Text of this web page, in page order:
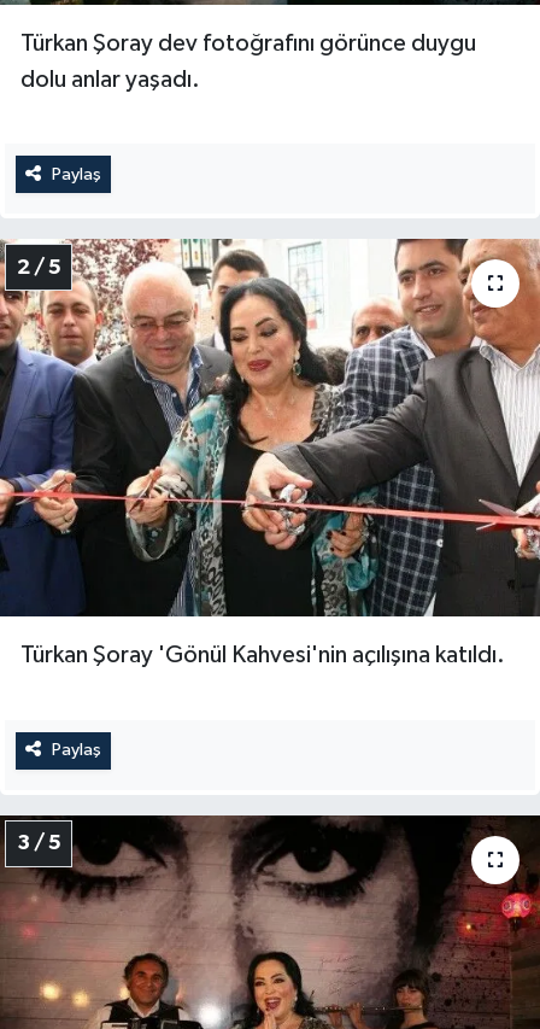
Türkan Şoray dev fotoğrafını görünce duygu
dolu anlar yaşadı.
Paylaş
2 / 5
Türkan Şoray 'Gönül Kahvesi'nin açılışına katıldı.
Paylaş
3 / 5